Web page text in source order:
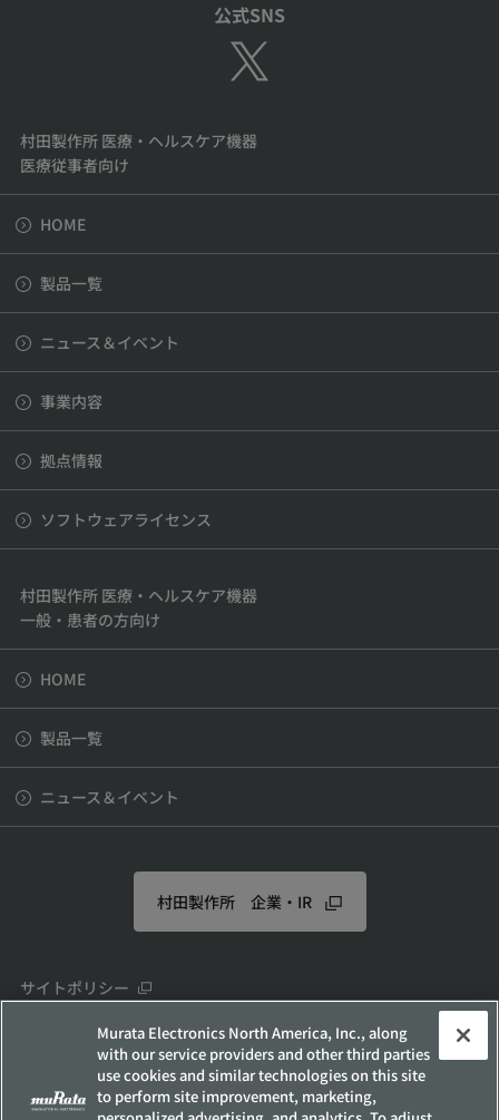
公式SNS
村田製作所 医療・ヘルスケア機器
医療従事者向け
HOME
製品一覧
ニュース＆イベント
事業内容
拠点情報
ソフトウェアライセンス
村田製作所 医療・ヘルスケア機器
一般・患者の方向け
HOME
製品一覧
ニュース＆イベント
村田製作所 企業・IR
サイトポリシー
ソーシャルメディアポリシー
個人情報保護方針
お客様の個人情報の取り扱いについて
Murata Electronics North America, Inc., along
with our service providers and other third parties
use cookies and similar technologies on this site
to perform site improvement, marketing,